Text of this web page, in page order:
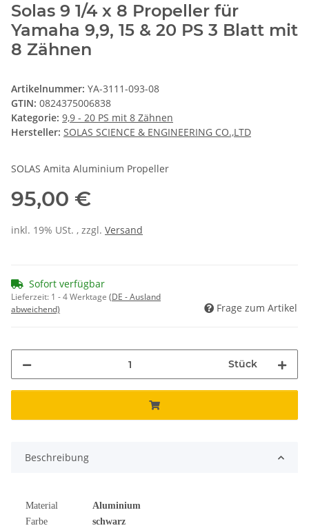
Solas 9 1/4 x 8 Propeller für
Yamaha 9,9, 15 & 20 PS 3 Blatt mit
8 Zähnen
Artikelnummer: YA-3111-093-08
GTIN: 0824375006838
Kategorie: 9,9 - 20 PS mit 8 Zähnen
Hersteller: SOLAS SCIENCE & ENGINEERING CO.,LTD
SOLAS Amita Aluminium Propeller
95,00 €
inkl. 19% USt. , zzgl. Versand
Sofort verfügbar
Lieferzeit: 1 - 4 Werktage (DE - Ausland
abweichend)
Frage zum Artikel
Stück
Beschreibung
Material
Aluminium
Farbe
schwarz